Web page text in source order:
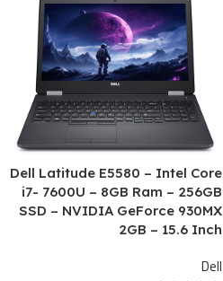
Dell Latitude E5580 – Intel Core
i7- 7600U – 8GB Ram – 256GB
SSD – NVIDIA GeForce 930MX
2GB – 15.6 Inch
Dell